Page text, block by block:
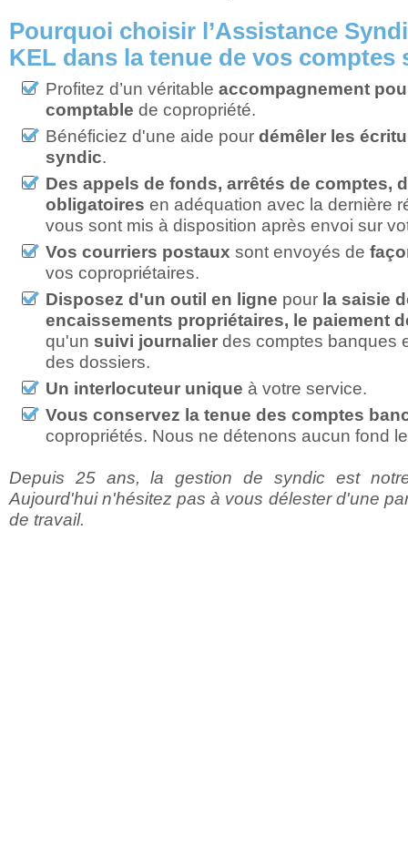
Pourquoi choisir l’Assistance
KEL dans la tenue de vos comptes
Profitez d’un véritable accompagnement
comptable de copropriété.
Bénéficiez d'une aide pour démêler les
syndic.
Des appels de fonds, arrêtés de comptes,
obligatoires en adéquation avec la dernière
vous sont mis à disposition après envoi sur
Vos courriers postaux sont envoyés de
vos copropriétaires.
Disposez d'un outil en ligne pour la saisie
encaissements propriétaires, le paiement
qu'un suivi journalier des comptes banques
des dossiers.
Un interlocuteur unique à votre service.
Vous conservez la tenue des comptes
copropriétés. Nous ne détenons aucun fond
Depuis 25 ans, la gestion de syndic est
Aujourd'hui n'hésitez pas à vous délester d'une
de travail.